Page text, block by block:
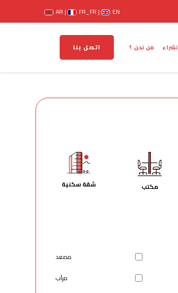
AR FR_FR EN
من نحن ؟ لشراء اتصل بنا
شقة سكنية مكتب
مصعد
مرآب